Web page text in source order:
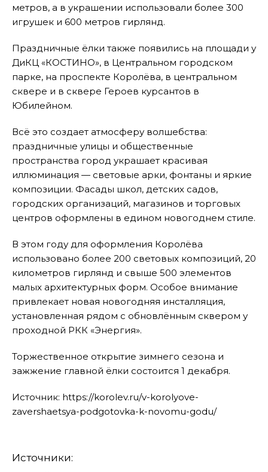
метров, а в украшении использовали более 300
игрушек и 600 метров гирлянд.
Праздничные ёлки также появились на площади у
ДиКЦ «КОСТИНО», в Центральном городском
парке, на проспекте Королёва, в центральном
сквере и в сквере Героев курсантов в
Юбилейном.
Всё это создает атмосферу волшебства:
праздничные улицы и общественные
пространства город украшает красивая
иллюминация — световые арки, фонтаны и яркие
композиции. Фасады школ, детских садов,
городских организаций, магазинов и торговых
центров оформлены в едином новогоднем стиле.
В этом году для оформления Королёва
использовано более 200 световых композиций, 20
километров гирлянд и свыше 500 элементов
малых архитектурных форм. Особое внимание
привлекает новая новогодняя инсталляция,
установленная рядом с обновлённым сквером у
проходной РКК «Энергия».
Торжественное открытие зимнего сезона и
зажжение главной ёлки состоится 1 декабря.
Источник: https://korolev.ru/v-korolyove-
zavershaetsya-podgotovka-k-novomu-godu/
Источники: